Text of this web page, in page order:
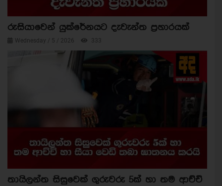
රුසියාවෙන් යුක්රේනයට දැවැන්ත ප්‍රහාරයක්
Wednesday / 5 / 2026 333
තායිලන්ත සිසුවෙක් ගුරුවරු 5ක් හා තම ආච්චි